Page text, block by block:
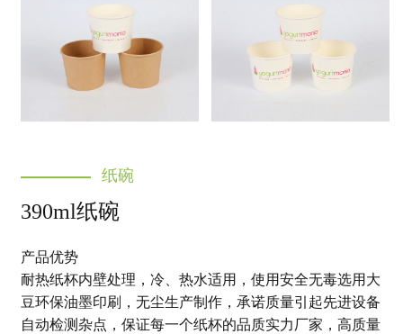
纸碗
390ml纸碗
产品优势
耐热纸杯内壁处理，冷、热水适用，使用安全无毒选用大
豆环保油墨印刷，无尘生产制作，承诺质量引起先进设备
自动检测杂点，保证每一个纸杯的品质实力厂家，高质量